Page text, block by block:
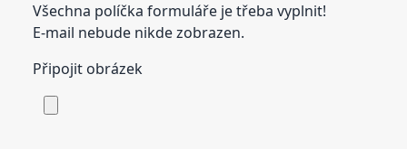
Všechna políčka formuláře je třeba vyplnit!
E-mail nebude nikde zobrazen.
Připojit obrázek